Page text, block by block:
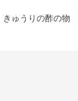
きゅうりの酢の物